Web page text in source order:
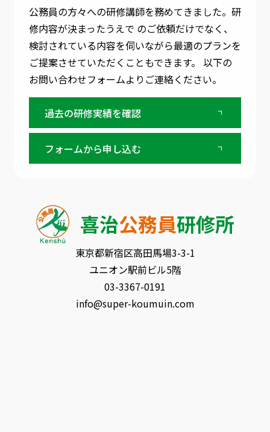
公務員の方々への研修講師を務めてきました。 研
修内容が決まったうえで のご依頼だけでなく、
検討されている内容を伺いながら最適のプランを
ご提案させていただくこともできます。 以下の
お問い合わせフォームよりご連絡ください。
過去の研修実績を確認
フォームから申し込む
喜治公務員研修所
東京都新宿区⾼⽥⾺場3-3-1
ユニオン駅前ビル5階
03-3367-0191
info@super-koumuin.com